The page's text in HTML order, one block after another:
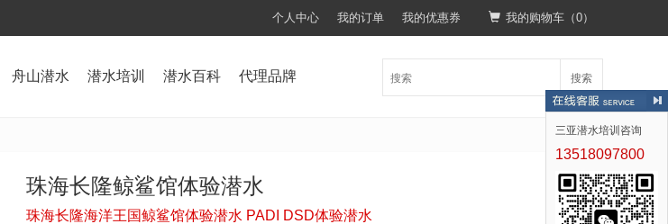
个人中心 我的订单 我的优惠券 我的购物车（0）
舟山潜水 潜水培训 潜水百科 代理品牌 搜索
珠海长隆鲸鲨馆体验潜水
珠海长隆海洋王国鲸鲨馆体验潜水 PADI DSD体验潜水
三亚潜水培训咨询
13518097800